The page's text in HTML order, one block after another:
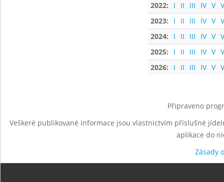
2022:
I II III IV V
2023:
I II III IV V
2024:
I II III IV V
2025:
I II III IV V
2026:
I II III IV V
Připraveno
Veškeré publikované informace jsou vlastnictvím příslušné
aplikace do
Zásady